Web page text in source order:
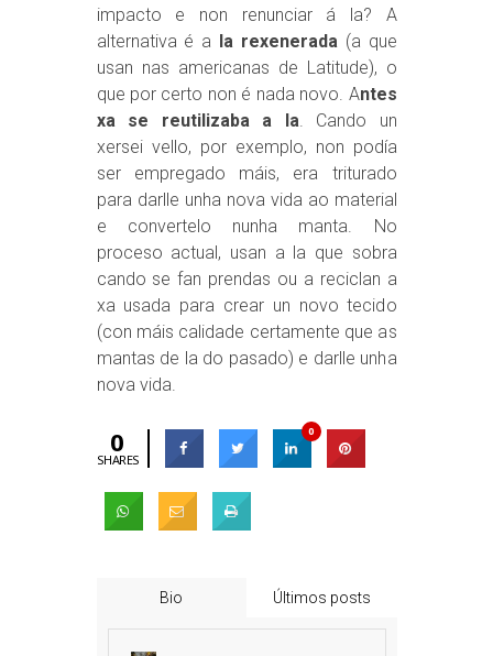
impacto e non renunciar á la? A
alternativa é a la rexenerada(a que
usan nas americanas de Latitude), o
que por certo non é nada novo. Antes
xa se reutilizaba a la. Cando un
xersei vello, por exemplo, non podía
ser empregado máis, era triturado
para darlle unha nova vida ao material
e convertelo nunha manta. No
proceso actual, usan a la que sobra
cando se fan prendas ou a reciclan a
xa usada para crear un novo tecido
(con máis calidade certamente que as
mantas de la do pasado) e darlle unha
nova vida.
0
SHARES
0
Bio Últimos posts